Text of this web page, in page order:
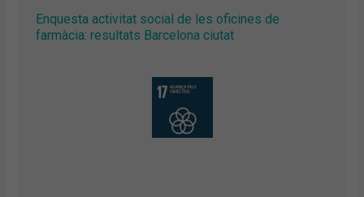
Enquesta activitat social de les oficines de
farmàcia: resultats Barcelona ciutat